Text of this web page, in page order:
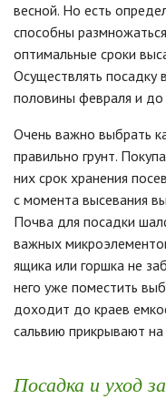
весной. Но есть
способны
оптимальные сроки
Осуществлять посадку
половины февраля и до
Очень важно выбрать
правильно грунт.
них срок хранения
с момента высевания
Почва для посадки
важных
ящика или горшка не
него уже поместить
доходит до краев
сальвию прикрывают
Посадка и уход